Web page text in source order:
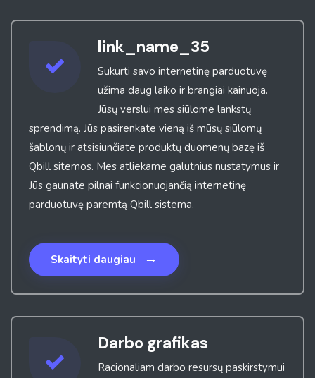
link_name_35
Sukurti savo internetinę parduotuvę
užima daug laiko ir brangiai kainuoja.
Jūsų verslui mes siūlome lankstų
sprendimą. Jūs pasirenkate vieną iš mūsų siūlomų
šablonų ir atsisiunčiate produktų duomenų bazę iš
Qbill sitemos. Mes atliekame galutnius nustatymus ir
Jūs gaunate pilnai funkcionuojančią internetinę
parduotuvę paremtą Qbill sistema.
Skaityti daugiau →
Darbo grafikas
Racionaliam darbo resursų paskirstymui